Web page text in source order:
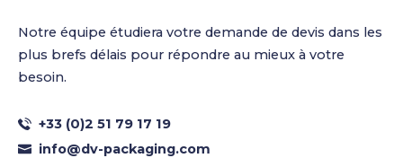
Notre équipe étudiera votre demande de devis dans les
plus brefs délais pour répondre au mieux à votre
besoin.
+33 (0)2 51 79 17 19
info@dv-packaging.com